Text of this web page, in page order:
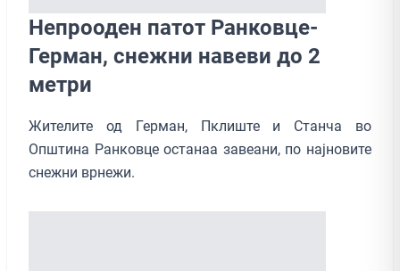
Непрооден патот Ранковце-
Герман, снежни навеви до 2
метри
Жителите од Герман, Пклиште и Станча во
Општина Ранковце останаа завеани, по најновите
снежни врнежи.